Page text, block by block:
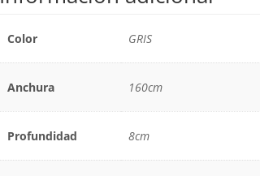
Color GRIS
Anchura 160cm
Profundidad 8cm